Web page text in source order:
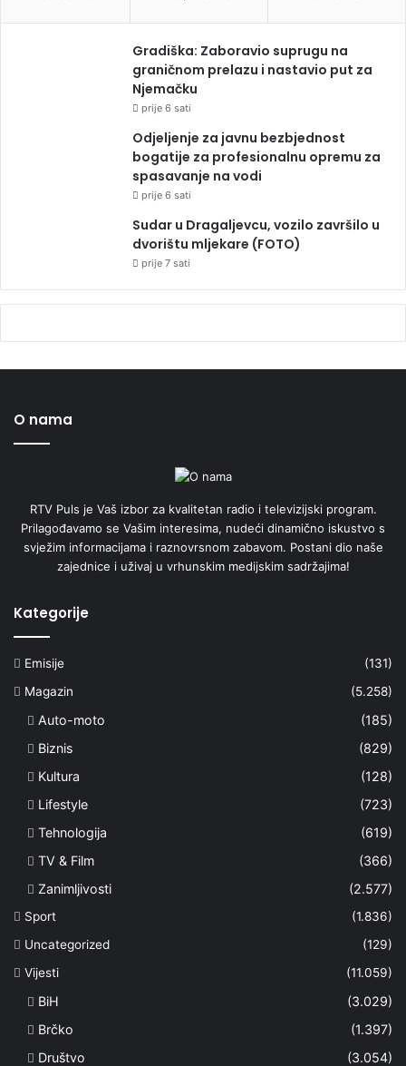
Gradiška: Zaboravio suprugu na
graničnom prelazu i nastavio put za
Njemačku
prije 6 sati
Odjeljenje za javnu bezbjednost
bogatije za profesionalnu opremu za
spasavanje na vodi
prije 6 sati
Sudar u Dragaljevcu, vozilo završilo u
dvorištu mljekare (FOTO)
prije 7 sati
O nama
RTV Puls je Vaš izbor za kvalitetan radio i televizijski program.
Prilagođavamo se Vašim interesima, nudeći dinamično iskustvo s
svježim informacijama i raznovrsnom zabavom. Postani dio naše
zajednice i uživaj u vrhunskim medijskim sadržajima!
Kategorije
Emisije
(131)
Magazin
(5.258)
Auto-moto
(185)
Biznis
(829)
Kultura
(128)
Lifestyle
(723)
Tehnologija
(619)
TV & Film
(366)
Zanimljivosti
(2.577)
Sport
(1.836)
Uncategorized
(129)
Vijesti
(11.059)
BiH
(3.029)
Brčko
(1.397)
Društvo
(3.054)